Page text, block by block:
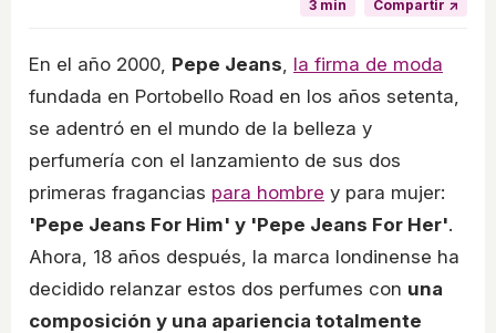
3 min
Compartir ↗
En el año 2000, Pepe Jeans, la firma de moda
fundada en Portobello Road en los años setenta,
se adentró en el mundo de la belleza y
perfumería con el lanzamiento de sus dos
primeras fragancias para hombre y para mujer:
'Pepe Jeans For Him' y 'Pepe Jeans For Her'.
Ahora, 18 años después, la marca londinense ha
decidido relanzar estos dos perfumes con una
composición y una apariencia totalmente